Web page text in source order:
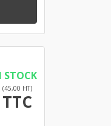
STOCK
(45,00 HT)